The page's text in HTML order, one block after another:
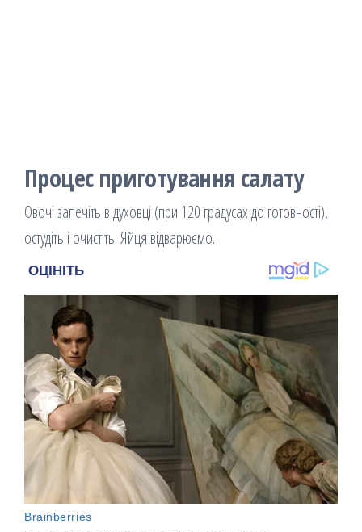
Процес приготування салату
Овочі запечіть в духовці (при 120 градусах до готовності),
остудіть і очистіть. Яйця відварюємо.